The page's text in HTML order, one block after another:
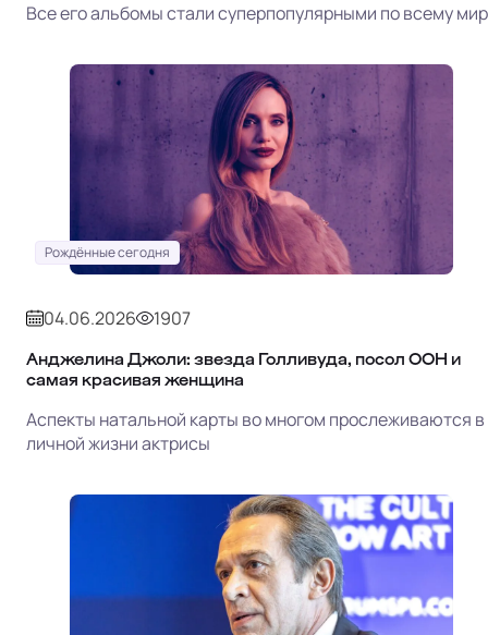
Все его альбомы стали суперпопулярными по всему
Рождённые сегодня
04.06.2026 1907
Анджелина Джоли: звезда Голливуда, посол ООН и
самая красивая женщина
Аспекты натальной карты во многом прослеживаются в
личной жизни актрисы